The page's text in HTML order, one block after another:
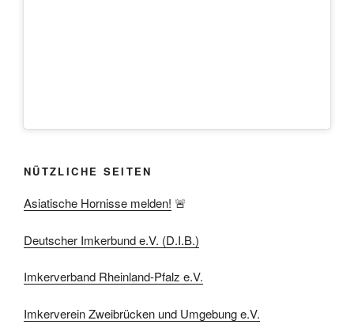
NÜTZLICHE SEITEN
Asiatische Hornisse melden! 🚨
Deutscher Imkerbund e.V. (D.I.B.)
Imkerverband Rheinland-Pfalz e.V.
Imkerverein Zweibrücken und Umgebung e.V.